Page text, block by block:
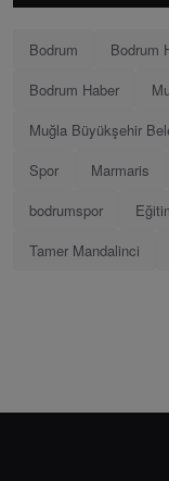
Bodrum Bodrum
Bodrum Haber
Muğla Büyükşehir
Spor
Marmaris
bodrumspor
Tamer Mandalinci